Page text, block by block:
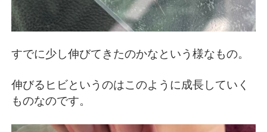
すでに少し伸びてきたのかなという様なもの。
伸びるヒビというのはこのように成長していく
ものなのです。